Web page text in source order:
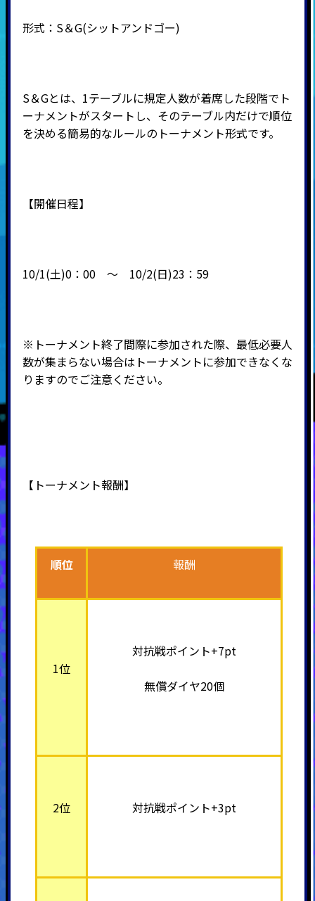
形式： S＆G(シットアンドゴー)
S＆Gとは、1テーブルに規定人数が着席した段階でト
ーナメントがスタートし、そのテーブル内だけで順位
を決める簡易的なルールのトーナメント形式です。
【開催日程】
10/1(土)0：00 ～ 10/2(日)23：59
※トーナメント終了間際に参加された際、最低必要人
数が集まらない場合はトーナメントに参加できなくな
りますのでご注意ください。
【トーナメント報酬】
順位 報酬
1位
対抗戦ポイント+7pt
無償ダイヤ20個
2位 対抗戦ポイント+3pt